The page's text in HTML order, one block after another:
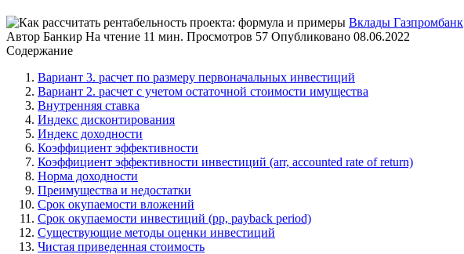
Вклады Газпромбанк
Автор Банкир На чтение 11 мин. Просмотров 57 Опубликовано 08.06.2022
Содержание
Вариант 3. расчет по размеру первоначальных инвестиций
Вариант 2. расчет с учетом остаточной стоимости имущества
Внутренняя ставка
Индекс дисконтирования
Индекс доходности
Коэффициент эффективности
Коэффициент эффективности инвестиций (arr, accounted rate of return)
Норма доходности
Преимущества и недостатки
Срок окупаемости вложений
Срок окупаемости инвестиций (pp, payback period)
Существующие методы оценки инвестиций
Чистая приведенная стоимость